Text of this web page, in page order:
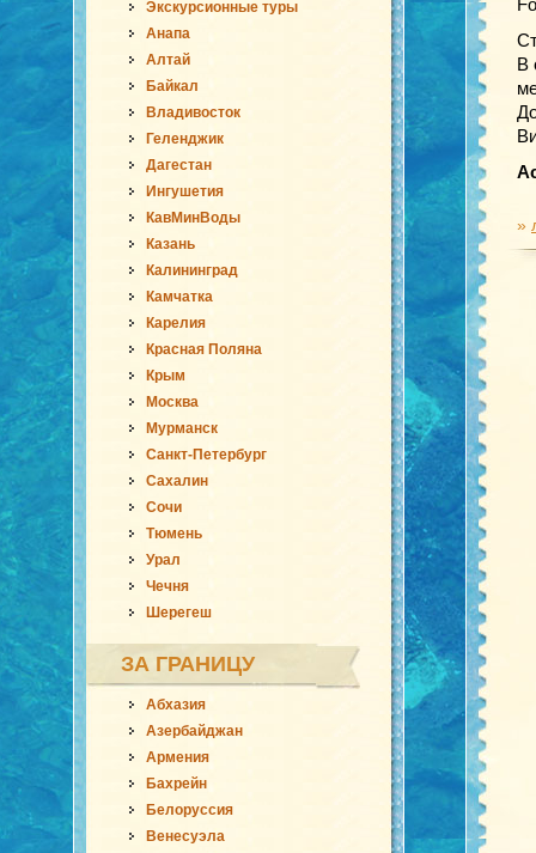
Экскурсионные туры
Анапа
Алтай
Байкал
Владивосток
Геленджик
Дагестан
Ингушетия
КавМинВоды
Казань
Калининград
Камчатка
Карелия
Красная Поляна
Крым
Москва
Мурманск
Санкт-Петербург
Сахалин
Сочи
Тюмень
Урал
Чечня
Шерегеш
ЗА ГРАНИЦУ
Абхазия
Азербайджан
Армения
Бахрейн
Белоруссия
Венесуэла
В
»